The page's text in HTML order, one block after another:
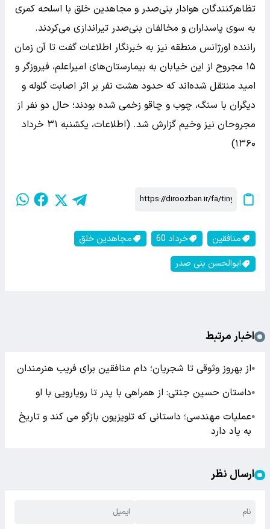
تظاهرکنندگان هوادار بنی‌صدر و مجاهدین خلق با اسلحه کمری
به سوی پاسداران و مخالفان بنی‌صدر تیراندازی می‌کردند.
راننده اورژانس منطقه نیز به خبرنگار اطلاعات گفت تا آن زمان
۱۵ مجروح از این خیابان به بیمارستان‌های امیراعلم، فیروزگر و
امید منتقل شده‌اند که حدود هشت نفر بر اثر اصابت گلوله و
دیگران با سنگ، چوب و چاقو زخمی شده بودند؛ حال دو نفر از
مجروحان نیز وخیم گزارش شد. (اطلاعات، یکشنبه ۳۱ خرداد
۱۳۶۰)
منافقین خرداد 60
مجاهدین خلق
ابوالحسن بنی صدر
اخبار مرتبط
●از بهروز وثوقی تا شجریان؛ دام منافقین برای فریب هنرمندان
●داستان حسین جنتی: از همراهی با پدر تا رویارویی با او
●عملیات مهندسی؛ داستانی که تلویزیون بازگو می کند و تاریخ
به یاد دارد
ارسال نظر